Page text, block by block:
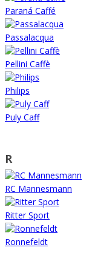
Paraná Caffé
Passalacqua
Pellini Caffè
Philips
Puly Caff
R
RC Mannesmann
Ritter Sport
Ronnefeldt